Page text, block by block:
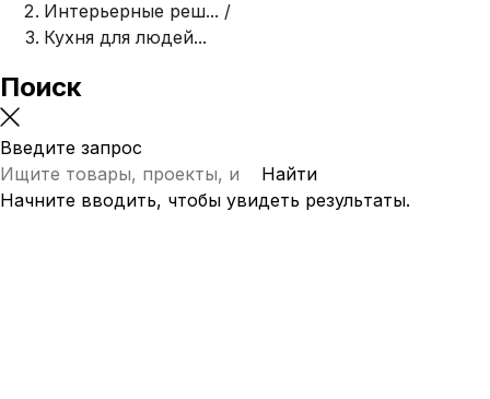
Интерьерные реш... /
Кухня для людей...
Поиск
Введите запрос
Найти
Начните вводить, чтобы увидеть результаты.